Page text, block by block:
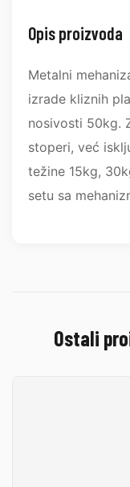
Opis proizvoda
Metalni
izrade kliznih
nosivosti 50kg.
stoperi, već
težine 15kg,
setu sa
Ostali